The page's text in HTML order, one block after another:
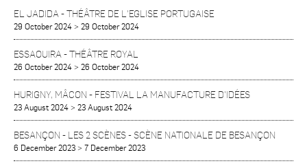
EL JADIDA -THÉÂTRE DE L'EGLISE PORTUGAISE
29 October 2024 > 29 October 2024
ESSAOUIRA -THÉÂTRE ROYAL
26 October 2024 > 26 October 2024
HURIGNY, MÂCON - FESTIVAL LA MANUFACTURE D'IDÉES
23 August 2024 > 23 August 2024
BESANÇON - LES 2 SCÈNES - SCÈNE NATIONALE DE BESANÇON
6 December 2023 > 7 December 2023